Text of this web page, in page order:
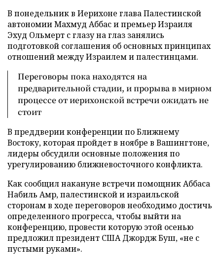
В понедельник в Иерихоне глава Палестинской
автономии Махмуд Аббас и премьер Израиля
Эхуд Ольмерт с глазу на глаз занялись
подготовкой соглашения об основных принципах
отношений между Израилем и палестинцами.
Переговоры пока находятся на
предварительной стадии, и прорыва в мирном
процессе от иерихонской встречи ожидать не
стоит
В преддверии конференции по Ближнему
Востоку, которая пройдет в ноябре в Вашингтоне,
лидеры обсудили основные положения по
урегулированию ближневосточного конфликта.
Как сообщил накануне встречи помощник Аббаса
Набиль Амр, палестинской и израильской
сторонам в ходе переговоров необходимо достичь
определенного прогресса, чтобы выйти на
конференцию, провести которую этой осенью
предложил президент США Джордж Буш, «не с
пустыми руками».